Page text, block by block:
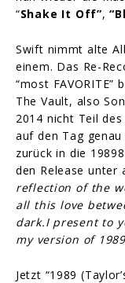
“Shake It Off”,
Swift nimmt alte
einem. Das Re-
“most
The Vault, also
2014 nicht Teil
auf den Tag
zurück in die
den Release unter
reflection of the
all this love
dark.I present to
my version of
Jetzt “1989